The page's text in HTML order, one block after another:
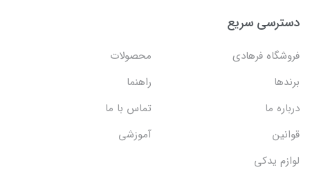
دسترسی سریع
فروشگاه فرهادی
محصولات
برندها
راهنما
درباره ما
تماس با ما
قوانین
آموزشی
لوازم یدکی